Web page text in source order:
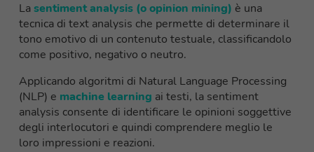
Lasentiment analysis (o opinion mining) è una
tecnica di text analysis che permette di determinare il
tono emotivo di un contenuto testuale, classificandolo
come positivo, negativo o neutro.
Applicando algoritmi di Natural Language Processing
(NLP) e machine learning ai testi, la sentiment
analysis consente di identificare le opinioni soggettive
degli interlocutori e quindi comprendere meglio le
loro impressioni e reazioni.